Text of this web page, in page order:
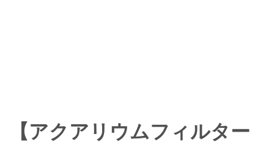
ENGLISH 中文
【アクアリウムフィルター